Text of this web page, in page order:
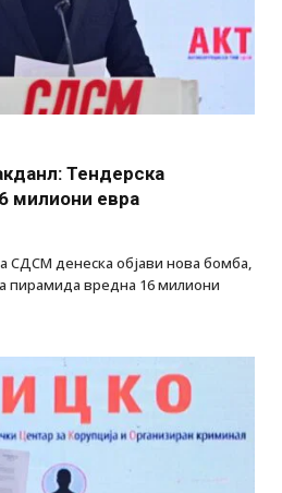
Тендерска
милиони евра
СДСМ денеска објави нова бомба,
пирамида вредна 16 милиони